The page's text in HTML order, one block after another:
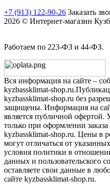
+7 (913) 122-90-26 Заказать
2026 © Интернет-магазин
Работаем по 223-ФЗ и 44-ФЗ.
Вся информация на сайте –
kyzbassklimat-
kyzbassklimat-shop.ru без
защищены. Информация на
является публичной офертой.
только при оформлении заказа
kyzbassklimat-shop.ru. Цены в
могут отличаться от
условия политики в
данных и пользовательского
оставляете свои данные в
сайте kyzbassklimat-shop.ru.